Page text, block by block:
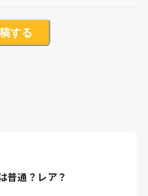
する
普通？レア？